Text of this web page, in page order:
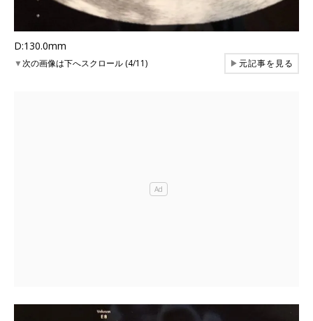
D:130.0mm
▼次の画像は下へスクロール (4/11) ▶元記事を見る